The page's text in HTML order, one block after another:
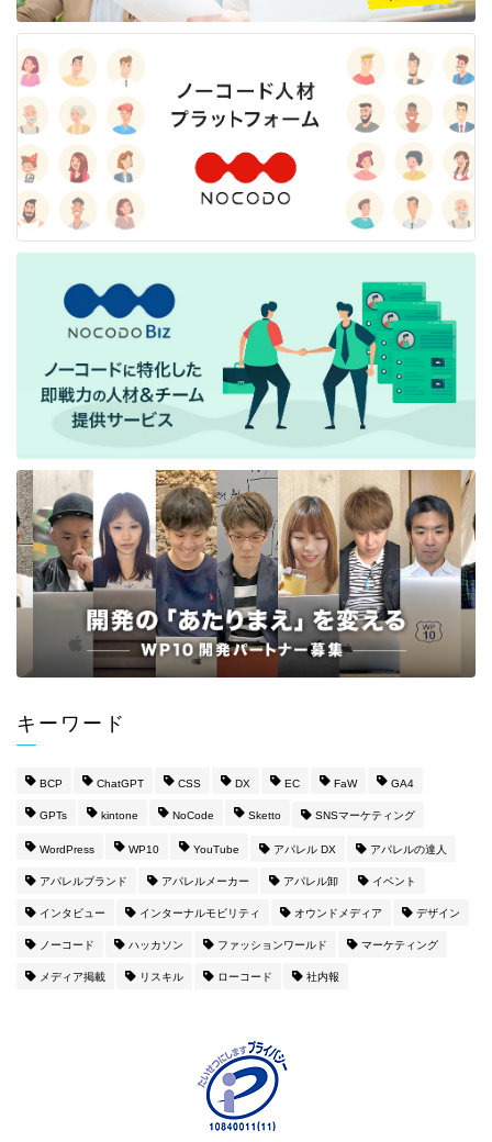
キーワード
BCP ChatGPT CSS DX EC FaW GA4
GPTs kintone NoCode Sketto SNSマーケティング
WordPress WP10 YouTube アパレル DX アパレルの達人
アパレルブランド アパレルメーカー アパレル卸 イベント
インタビュー インターナルモビリティ オウンドメディア デザイン
ノーコード ハッカソン ファッションワールド マーケティング
メディア掲載 リスキル ローコード 社内報